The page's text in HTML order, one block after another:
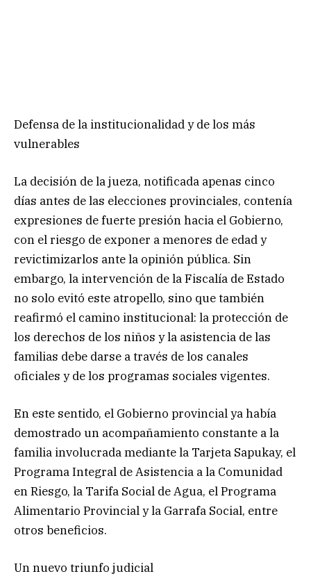
Defensa de la institucionalidad y de los más
vulnerables
La decisión de la jueza, notificada apenas cinco
días antes de las elecciones provinciales, contenía
expresiones de fuerte presión hacia el Gobierno,
con el riesgo de exponer a menores de edad y
revictimizarlos ante la opinión pública. Sin
embargo, la intervención de la Fiscalía de Estado
no solo evitó este atropello, sino que también
reafirmó el camino institucional: la protección de
los derechos de los niños y la asistencia de las
familias debe darse a través de los canales
oficiales y de los programas sociales vigentes.
En este sentido, el Gobierno provincial ya había
demostrado un acompañamiento constante a la
familia involucrada mediante la Tarjeta Sapukay, el
Programa Integral de Asistencia a la Comunidad
en Riesgo, la Tarifa Social de Agua, el Programa
Alimentario Provincial y la Garrafa Social, entre
otros beneficios.
Un nuevo triunfo judicial